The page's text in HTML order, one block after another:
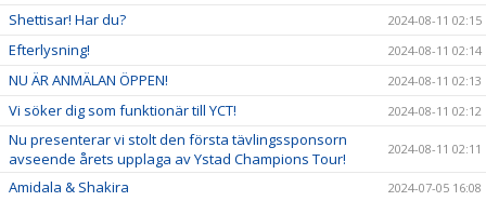
Shettisar! Har du? 2024-08-11 02:15
Efterlysning! 2024-08-11 02:14
NU ÄR ANMÄLAN ÖPPEN! 2024-08-11 02:13
Vi söker dig som funktionär till YCT! 2024-08-11 02:12
Nu presenterar vi stolt den första tävlingssponsorn
avseende årets upplaga av Ystad Champions Tour!
2024-08-11 02:11
Amidala & Shakira 2024-07-05 16:08